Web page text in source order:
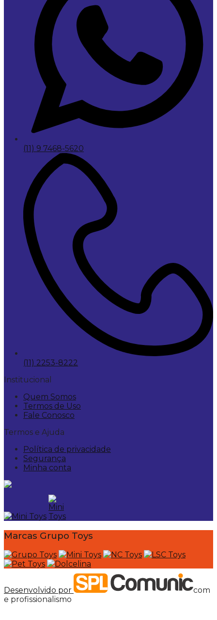
(11) 9 7468-5620
(11) 2253-8222
Institucional
Quem Somos
Termos de Uso
Fale Conosco
Termos e Ajuda
Política de privacidade
Segurança
Minha conta
Marcas Grupo Toys
Desenvolvido por
com
e profissionalismo